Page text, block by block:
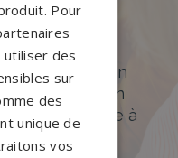
sur-mesure
mesure et un
partout en
avancée grâce à
en ligne.
Pour
des
sur
des
unique de
vos